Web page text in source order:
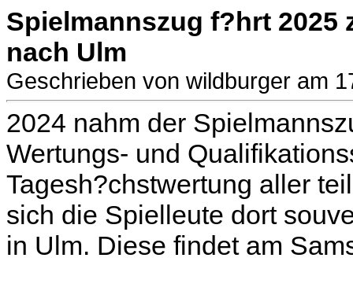
Spielmannszug f?hrt 2025
nach Ulm
Geschrieben von wildburger am
2024 nahm der
Wertungs- und
Tagesh?chstwertung aller
sich die Spielleute dort
in Ulm. Diese findet am